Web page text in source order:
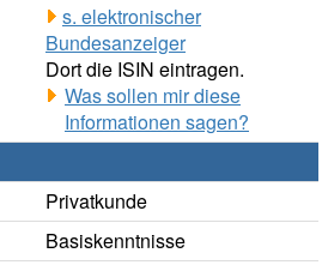
s. elektronischer
Bundesanzeiger
Dort die ISIN eintragen.
Was sollen mir diese
Informationen sagen?
Privatkunde
Basiskenntnisse